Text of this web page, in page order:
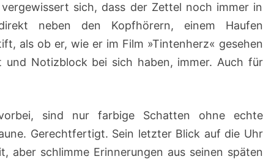
sich, dass der Zettel noch immer in
neben den Kopfhörern, einem Haufen
als ob er, wie er im Film »Tintenherz« gesehen
Notizblock bei sich haben, immer. Auch für
sind nur farbige Schatten ohne echte
Gerechtfertigt. Sein letzter Blick auf die Uhr
aber schlimme Erinnerungen aus seinen späten